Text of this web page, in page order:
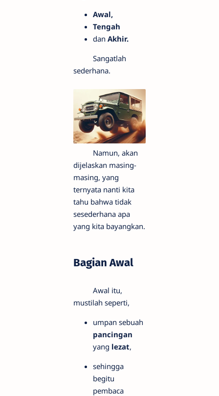
Awal,
Tengah
dan Akhir.
Sangatlah
sederhana.
Namun, akan
dijelaskan masing-
masing, yang
ternyata nanti kita
tahu bahwa tidak
sesederhana apa
yang kita bayangkan.
Bagian Awal
Awal itu,
mustilah seperti,
umpan sebuah
pancingan
yang lezat,
sehingga
begitu
pembaca